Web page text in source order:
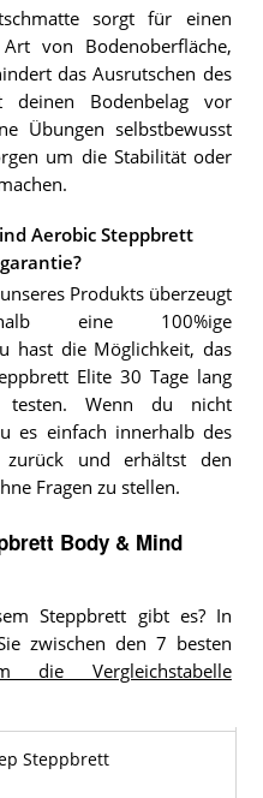
sorgt für einen
von Bodenoberfläche,
das Ausrutschen des
deinen Bodenbelag vor
Übungen selbstbewusst
um die Stabilität oder
Aerobic Steppbrett
Produkts überzeugt
eine 100%ige
hast die Möglichkeit, das
Elite 30 Tage lang
testen. Wenn du nicht
es einfach innerhalb des
zurück und erhältst den
Fragen zu stellen.
Body & Mind
Steppbrett gibt es? In
zwischen den 7 besten
die Vergleichstabelle
Steppbrett